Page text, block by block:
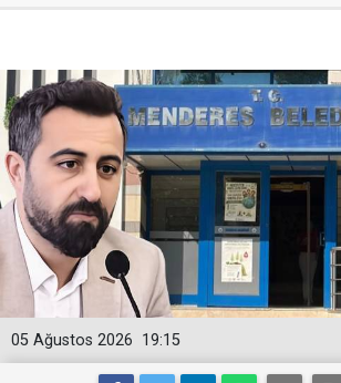
19:15
05 Ağustos 2026